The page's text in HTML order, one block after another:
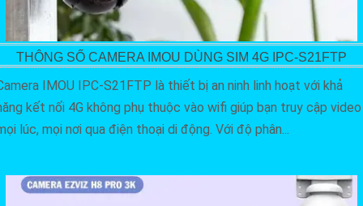
THÔNG SỐ CAMERA IMOU DÙNG SIM 4G IPC-S21FTP
IMOU IPC-S21FTP là thiết bị an ninh linh hoạt với khả
kết nối 4G không phụ thuộc vào wifi giúp bạn truy cập video
lúc, mọi nơi qua điện thoại di động. Với độ phân...